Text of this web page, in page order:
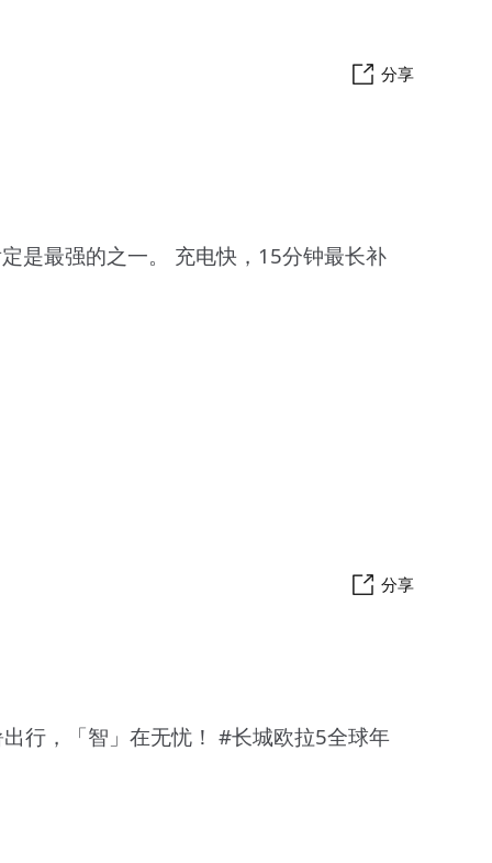
分享
是最强的之一。 充电快，15分钟最长补
分享
行，「智」在无忧！ #长城欧拉5全球年